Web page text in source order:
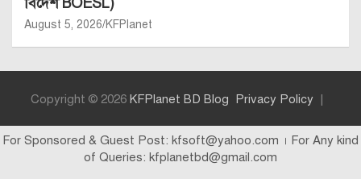
August 5, 2026 KFPlanet
Copyright © 2026 KFPlanet BD Blog Privacy Policy
For Sponsored & Guest Post: kfsoft@yahoo.com । For Any kind
of Queries: kfplanetbd@gmail.com